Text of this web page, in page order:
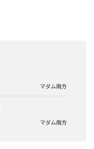
マダム南方
マダム南方